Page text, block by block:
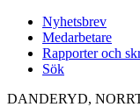
Nyhetsbrev
Medarbetare
Rapporter och
Sök
DANDERYD,